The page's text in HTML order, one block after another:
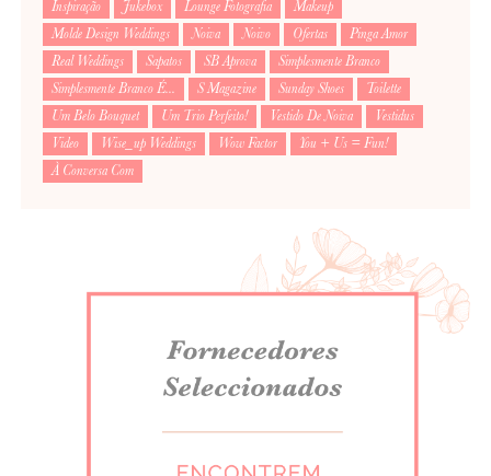
Inspiração Jukebox Lounge Fotografia
Makeup
Molde Design Weddings
Noiva Noivo Ofertas
Pinga Amor
Real Weddings
Sapatos SB Aprova
Simplesmente Branco
Simplesmente Branco É...
S Magazine Sunday Shoes
Toilette
Um Belo Bouquet
Um Trio Perfeito! Vestido De Noiva
Vestidus
Video
Wise_up Weddings Wow Factor
You + Us = Fun!
À Conversa Com